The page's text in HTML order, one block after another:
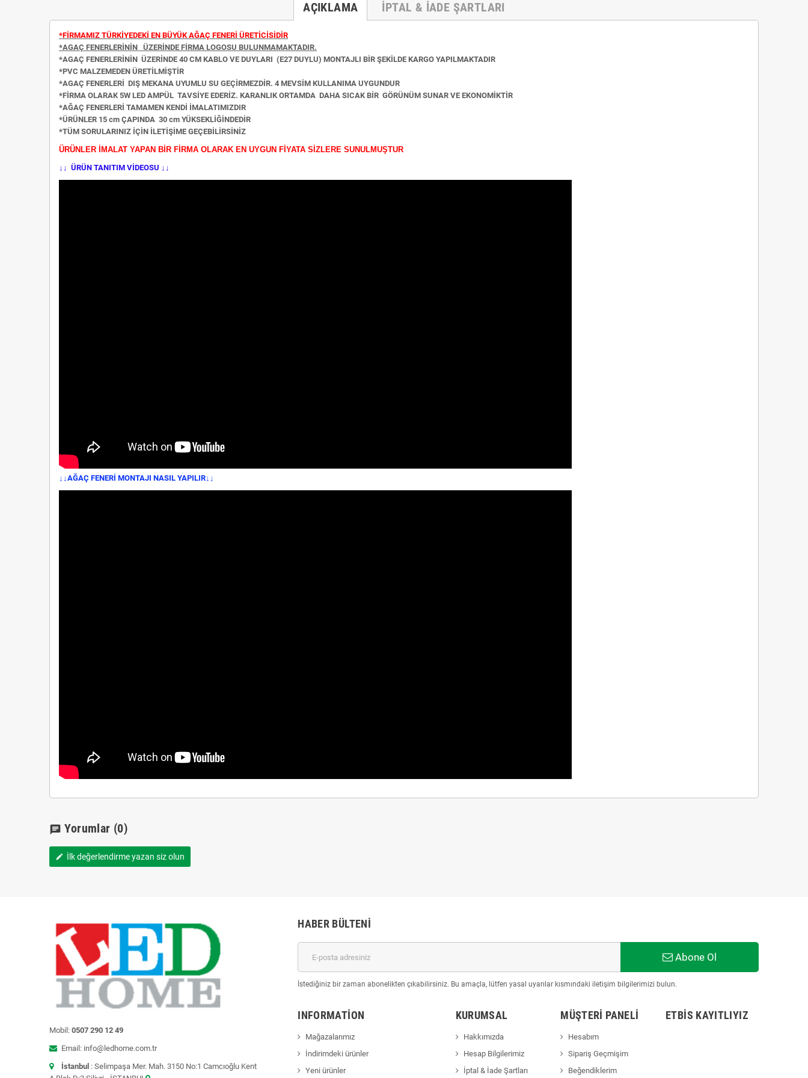
AÇIKLAMA İPTAL & İADE ŞARTLARI
*FİRMAMIZ TÜRKİYEDEKİ EN BÜYÜK AĞAÇ FENERİ ÜRETİCİSİDİR
*AGAÇ FENERLERİNİN ÜZERİNDE FİRMA LOGOSU BULUNMAMAKTADIR.
*AGAÇ FENERLERİNİN ÜZERİNDE 40 CM KABLO VE DUYLARI (E27 DUYLU) MONTAJLI BİR ŞEKİLDE KARGO YAPILMAKTADIR
*PVC MALZEMEDEN ÜRETİLMİŞTİR
*AGAÇ FENERLERİ DIŞ MEKANA UYUMLU SU GEÇİRMEZDİR. 4 MEVSİM KULLANIMA UYGUNDUR
*FİRMA OLARAK 5W LED AMPÜL TAVSİYE EDERİZ. KARANLIK ORTAMDA DAHA SICAK BİR GÖRÜNÜM SUNAR VE EKONOMİKTİR
*AĞAÇ FENERLERİ TAMAMEN KENDİ İMALATIMIZDIR
*ÜRÜNLER 15 cm ÇAPINDA 30 cm YÜKSEKLİĞİNDEDİR
*TÜM SORULARINIZ İÇİN İLETİŞİME GEÇEBİLİRSİNİZ
ÜRÜNLER İMALAT YAPAN BİR FİRMA OLARAK EN UYGUN FİYATA SİZLERE SUNULMUŞTUR
↓↓ ÜRÜN TANITIM VİDEOSU ↓↓
↓↓AĞAÇ FENERİ MONTAJI NASIL YAPILIR↓↓
chat Yorumlar (0)
edit İlk değerlendirme yazan siz olun
Mobil: 0507 290 12 49
Email: info@ledhome.com.tr
İstanbul : Selimpaşa Mer. Mah. 3150 No:1 Camcıoğlu Kent
HABER BÜLTENI
Abone Ol
İstediğiniz bir zaman abonelikten çıkabilirsiniz. Bu amaçla, lütfen yasal uyarılar kısmındaki iletişim bilgilerimizi bulun.
INFORMATION
Mağazalarımız
İndirimdeki ürünler
Yeni ürünler
KURUMSAL
Hakkımızda
Hesap Bilgilerimiz
İptal & İade Şartları
MÜŞTERI PANELI
Hesabım
Sipariş Geçmişim
Beğendiklerim
ETBİS KAYITLIYIZ